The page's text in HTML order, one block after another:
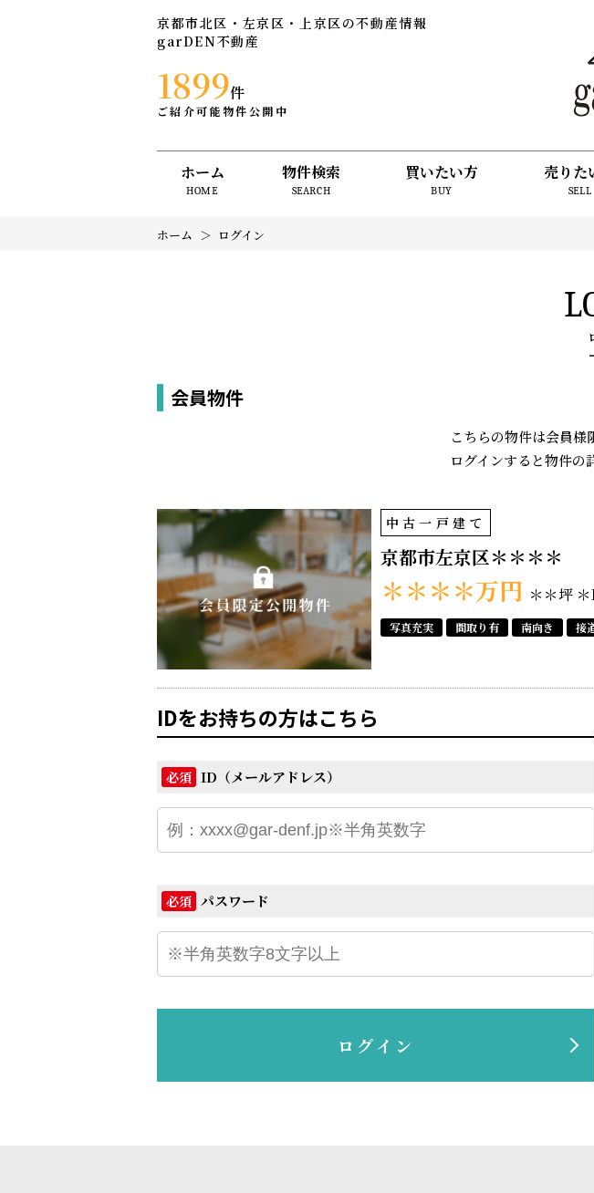
京都市北区・左京区・上京区の不動産情報
garDEN不動産
1899件
ご紹介可能物件公開中
ホーム
HOME
物件検索
SEARCH
買いたい方
BUY
売りた
SELL
ホーム ログイン
会員物件
こちらの物件は会員様
ログインすると物件の
中古一戸建て
京都市左京区＊＊＊＊
＊＊＊＊万円 ＊＊坪
写真充実 間取り有 南向き 接
IDをお持ちの方はこちら
必須 ID（メールアドレス）
必須 パスワード
ログイン